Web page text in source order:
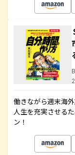
働きながら週末海
人生を充実させる
ン！